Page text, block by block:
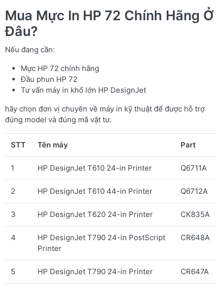
Mua Mực In HP 72 Chính Hãng Ở
Đâu?
Nếu đang cần:
Mực HP 72 chính hãng
Đầu phun HP 72
Tư vấn máy in khổ lớn HP DesignJet
hãy chọn đơn vị chuyên về máy in kỹ thuật để được hỗ trợ
đúng model và đúng mã vật tư.
STT Tên máy Part
1 HP DesignJet T610 24-in Printer Q6711A
2 HP DesignJet T610 44-in Printer Q6712A
3 HP DesignJet T620 24-in Printer CK835A
4
HP DesignJet T790 24-in PostScript
Printer
CR648A
5 HP DesignJet T790 24-in Printer CR647A